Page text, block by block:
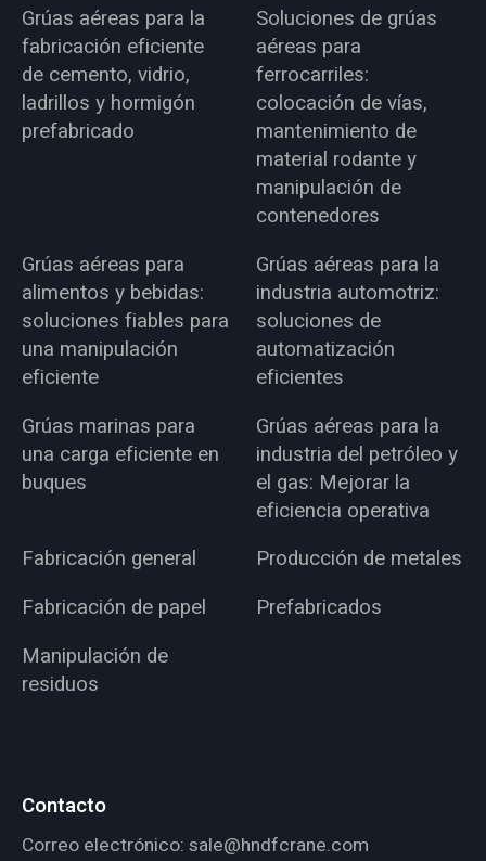
Grúas aéreas para la
fabricación eficiente
de cemento, vidrio,
ladrillos y hormigón
prefabricado
Soluciones de grúas
aéreas para
ferrocarriles:
colocación de vías,
mantenimiento de
material rodante y
manipulación de
contenedores
Grúas aéreas para
alimentos y bebidas:
soluciones fiables para
una manipulación
eficiente
Grúas aéreas para la
industria automotriz:
soluciones de
automatización
eficientes
Grúas marinas para
una carga eficiente en
buques
Grúas aéreas para la
industria del petróleo y
el gas: Mejorar la
eficiencia operativa
Fabricación general
Producción de metales
Fabricación de papel
Prefabricados
Manipulación de
residuos
Contacto
Correo electrónico: sale@hndfcrane.com